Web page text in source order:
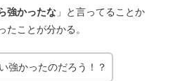
強かったな 」と言ってることか
たことが分かる。
強かったのだろう！？